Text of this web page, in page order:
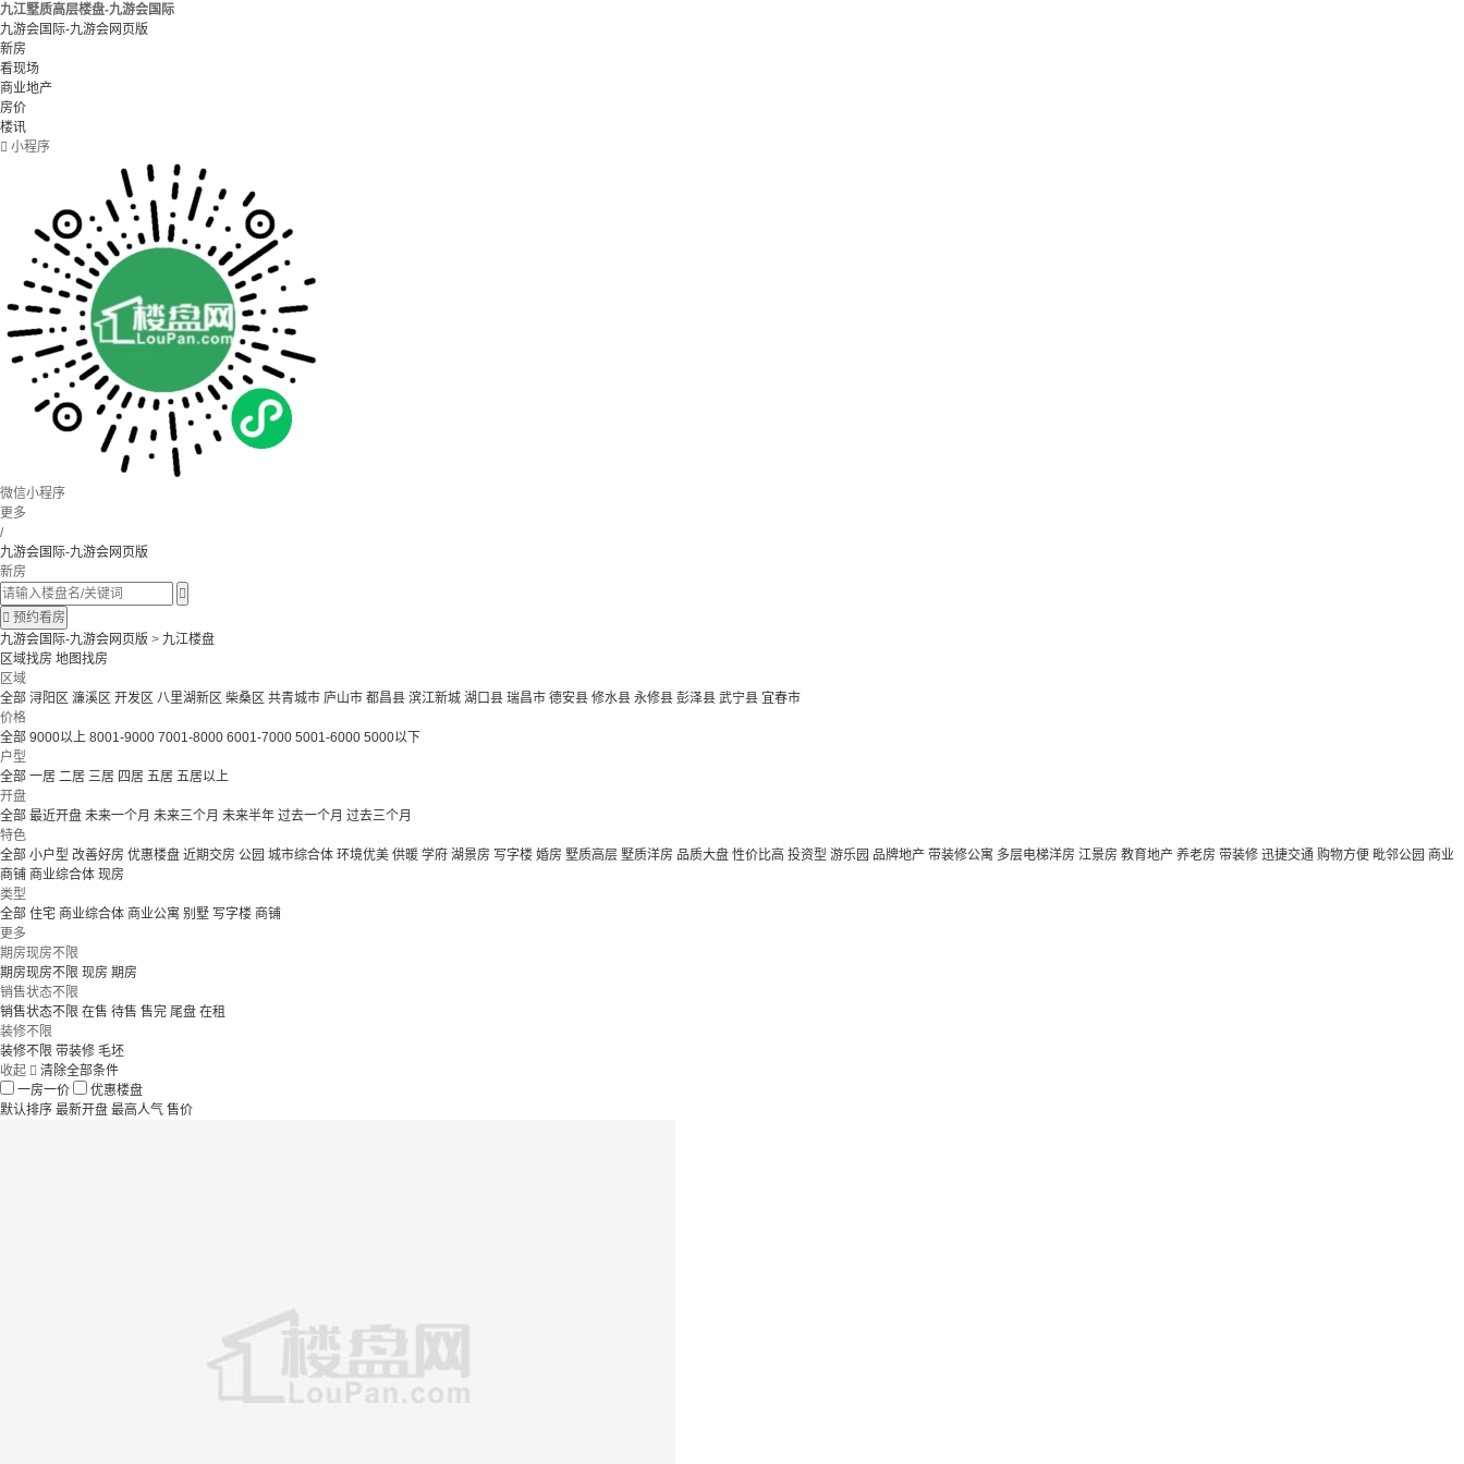
九江墅质高层楼盘-九游会国际
九游会国际-九游会网页版
新房
看现场
商业地产
房价
楼讯
 小程序
微信小程序
更多
/
九游会国际-九游会网页版
新房

 预约看房
九游会国际-九游会网页版 > 九江楼盘
区域找房 地图找房
区域
全部 浔阳区 濂溪区 开发区 八里湖新区 柴桑区 共青城市 庐山市 都昌县 滨江新城 湖口县 瑞昌市 德安县 修水县 永修县 彭泽县 武宁县 宜春市
价格
全部 9000以上 8001-9000 7001-8000 6001-7000 5001-6000 5000以下
户型
全部 一居 二居 三居 四居 五居 五居以上
开盘
全部 最近开盘 未来一个月 未来三个月 未来半年 过去一个月 过去三个月
特色
全部 小户型 改善好房 优惠楼盘 近期交房 公园 城市综合体 环境优美 供暖 学府 湖景房 写字楼 婚房 墅质高层 墅质洋房 品质大盘 性价比高 投资型 游乐园 品牌地产 带装修公寓 多层电梯洋房 江景房 教育地产 养老房 带装修 迅捷交通 购物方便 毗邻公园 商业
商铺 商业综合体 现房
类型
全部 住宅 商业综合体 商业公寓 别墅 写字楼 商铺
更多
期房现房不限
期房现房不限 现房 期房
销售状态不限
销售状态不限 在售 待售 售完 尾盘 在租
装修不限
装修不限 带装修 毛坯
收起  清除全部条件
一房一价
优惠楼盘
默认排序 最新开盘 最高人气 售价